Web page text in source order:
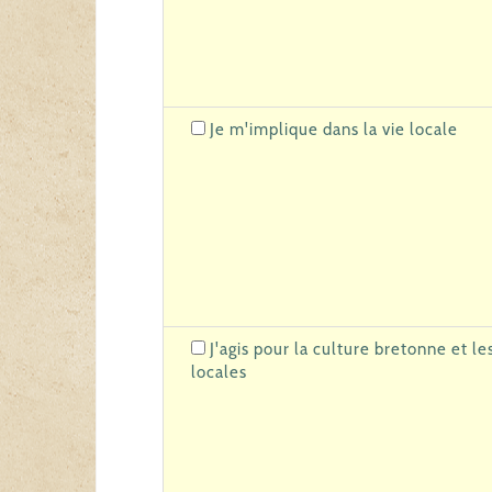
Je m'implique dans la vie locale
J'agis pour la culture bretonne et
locales